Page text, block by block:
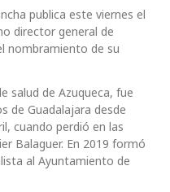
publica este viernes el
director general de
nombramiento de su
salud de Azuqueca, fue
de Guadalajara desde
cuando perdió en las
Balaguer. En 2019 formó
al Ayuntamiento de